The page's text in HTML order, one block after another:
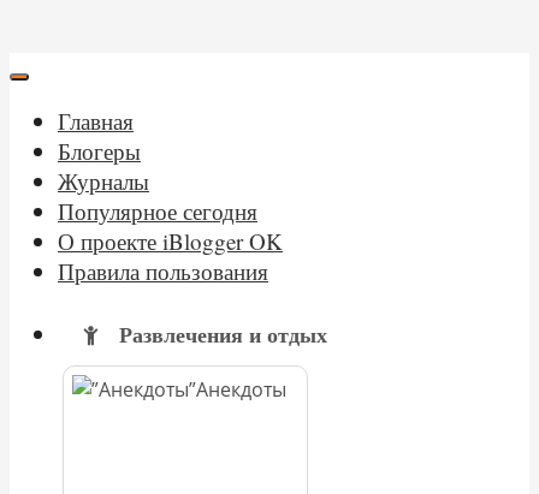
Главная
Блогеры
Журналы
Популярное сегодня
О проекте iBlogger OK
Правила пользования
Развлечения и отдых
Анекдоты